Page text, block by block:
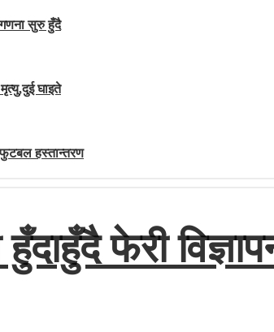
सुरु हुँदै
घाइते
फुटबल हस्तान्तरण
हुँदाहुँदै फेरी